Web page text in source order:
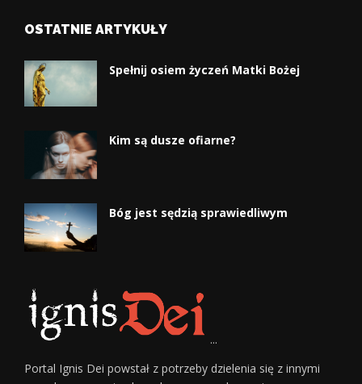
OSTATNIE ARTYKUŁY
Spełnij osiem życzeń Matki Bożej
Kim są dusze ofiarne?
Bóg jest sędzią sprawiedliwym
...
Portal Ignis Dei powstał z potrzeby dzielenia się z innymi